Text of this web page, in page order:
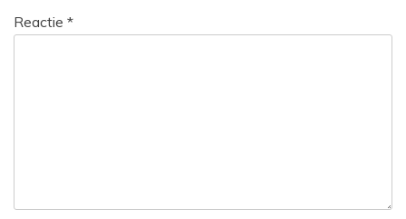
Reactie *